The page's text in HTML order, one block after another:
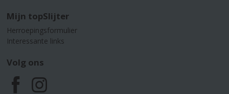
Mijn topSlijter
Herroepingsformulier
Interessante links
Volg ons
F I